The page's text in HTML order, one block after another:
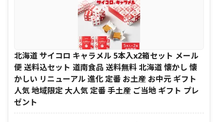
北海道 サイコロ キャラメル 5本入x2箱セット メール
便 送料込セット 道南食品 送料無料 北海道 懐かし 懐
かしい リニューアル 進化 定番 お土産 お中元 ギフト
人気 地域限定 大人気 定番 手土産 ご当地 ギフト プレ
ゼント